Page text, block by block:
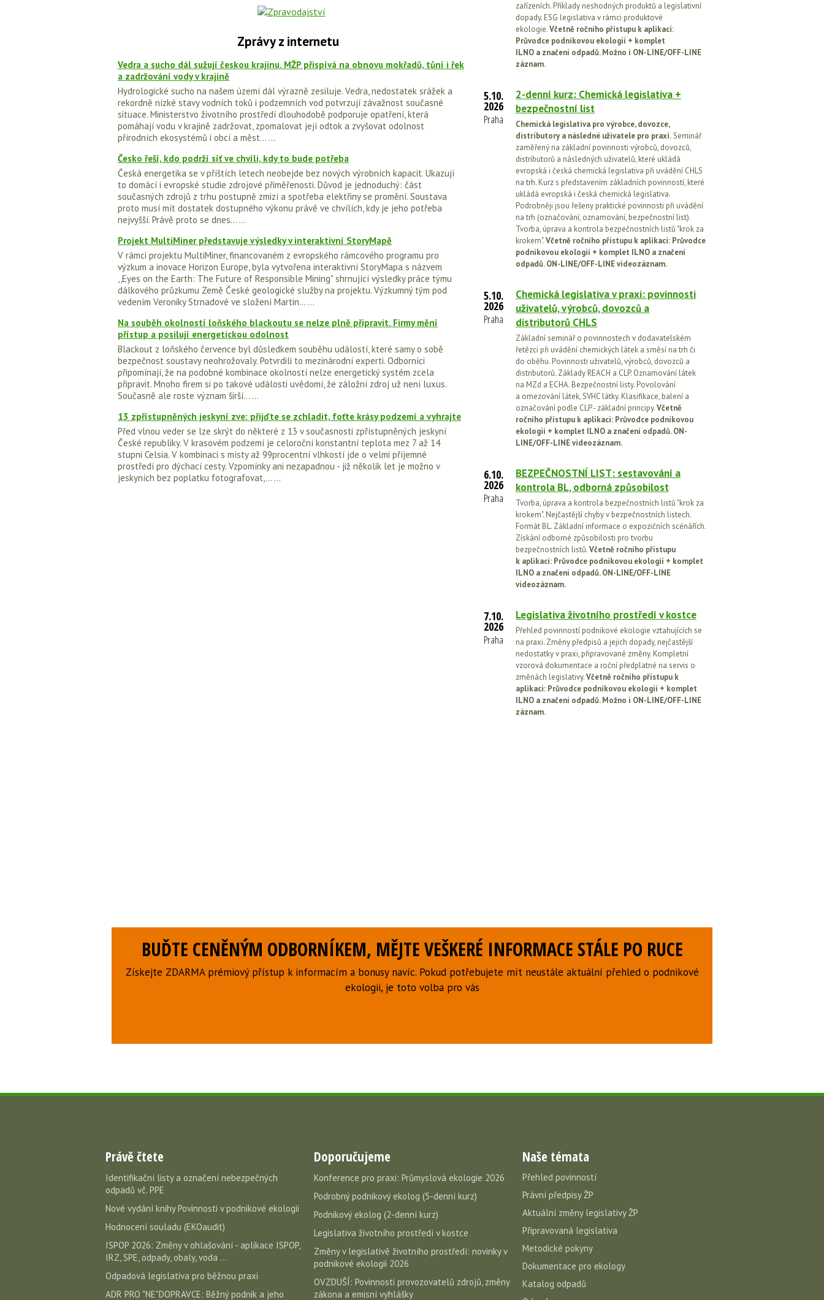
Zprávy z internetu
Vedra a sucho dál sužují českou krajinu. MŽP přispívá na obnovu mokřadů, tůní i řek
a zadržování vody v krajině
Hydrologické sucho na našem území dál výrazně zesiluje. Vedra, nedostatek srážek a
rekordně nízké stavy vodních toků i podzemních vod potvrzují závažnost současné
situace. Ministerstvo životního prostředí dlouhodobě podporuje opatření, která
pomáhají vodu v krajině zadržovat, zpomalovat její odtok a zvyšovat odolnost
přírodních ekosystémů i obcí a měst... ...
Česko řeší, kdo podrží síť ve chvíli, kdy to bude potřeba
Česká energetika se v příštích letech neobejde bez nových výrobních kapacit. Ukazují
to domácí i evropské studie zdrojové přiměřenosti. Důvod je jednoduchý: část
současných zdrojů z trhu postupně zmizí a spotřeba elektřiny se promění. Soustava
proto musí mít dostatek dostupného výkonu právě ve chvílích, kdy je jeho potřeba
nejvyšší. Právě proto se dnes... ...
Projekt MultiMiner představuje výsledky v interaktivní StoryMapě
V rámci projektu MultiMiner, financovaném z evropského rámcového programu pro
výzkum a inovace Horizon Europe, byla vytvořena interaktivní StoryMapa s názvem
,,Eyes on the Earth: The Future of Responsible Mining" shrnující výsledky práce týmu
dálkového průzkumu Země České geologické služby na projektu. Výzkumný tým pod
vedením Veroniky Strnadové ve složení Martin... ...
Na souběh okolností loňského blackoutu se nelze plně připravit. Firmy mění
přístup a posilují energetickou odolnost
Blackout z loňského července byl důsledkem souběhu událostí, které samy o sobě
bezpečnost soustavy neohrožovaly. Potvrdili to mezinárodní experti. Odborníci
připomínají, že na podobné kombinace okolností nelze energetický systém zcela
připravit. Mnoho firem si po takové události uvědomí, že záložní zdroj už není luxus.
Současně ale roste význam širší... ...
13 zpřístupněných jeskyní zve: přijďte se zchladit, foťte krásy podzemí a vyhrajte
Před vlnou veder se lze skrýt do některé z 13 v současnosti zpřístupněných jeskyní
České republiky. V krasovém podzemí je celoroční konstantní teplota mez 7 až 14
stupni Celsia. V kombinaci s místy až 99procentní vlhkostí jde o velmi příjemné
prostředí pro dýchací cesty. Vzpomínky ani nezapadnou - již několik let je možno v
jeskyních bez poplatku fotografovat,... ...
zařízeních. Příklady neshodných produktů a legislativní
dopady. ESG legislativa v rámci produktové
ekologie.Včetně ročního přístupu k aplikaci:
Průvodce podnikovou ekologií + komplet
ILNO a značení odpadů. Možno i ON-LINE/OFF-LINE
záznam.
5.10.
2026
Praha
2-denní kurz: Chemická legislativa +
bezpečnostní list
Chemická legislativa pro výrobce, dovozce,
distributory a následné uživatele pro praxi.Seminář
zaměřený na základní povinnosti výrobců, dovozců,
distributorů a následných uživatelů, které ukládá
evropská i česká chemická legislativa při uvádění CHLS
na trh. Kurz s představením základních povinností, které
ukládá evropská i česká chemická legislativa.
Podrobněji jsou řešeny praktické povinnosti při uvádění
na trh (označování, oznamování, bezpečnostní list).
Tvorba, úprava a kontrola bezpečnostních listů "krok za
krokem".Včetně ročního přístupu k aplikaci: Průvodce
podnikovou ekologií + komplet ILNO a značení
odpadů. ON-LINE/OFF-LINE videozáznam.
5.10.
2026
Praha
Chemická legislativa v praxi: povinnosti
uživatelů, výrobců, dovozců a
distributorů CHLS
Základní seminář o povinnostech v dodavatelském
řetězci při uvádění chemických látek a směsí na trh či
do oběhu. Povinnosti uživatelů, výrobců, dovozců a
distributorů. Základy REACH a CLP. Oznamování látek
na MZd a ECHA. Bezpečnostní listy. Povolování
a omezování látek, SVHC látky. Klasifikace, balení a
označování podle CLP - základní principy.Včetně
ročního přístupu k aplikaci: Průvodce podnikovou
ekologií + komplet ILNO a značení odpadů. ON-
LINE/OFF-LINE videozáznam.
6.10.
2026
Praha
BEZPEČNOSTNÍ LIST: sestavování a
kontrola BL, odborná způsobilost
Tvorba, úprava a kontrola bezpečnostních listů "krok za
krokem". Nejčastější chyby v bezpečnostních listech.
Formát BL. Základní informace o expozičních scénářích.
Získání odborné způsobilosti pro tvorbu
bezpečnostních listů.Včetně ročního přístupu
k aplikaci: Průvodce podnikovou ekologií + komplet
ILNO a značení odpadů. ON-LINE/OFF-LINE
videozáznam.
7.10.
2026
Praha
Legislativa životního prostředí v kostce
Přehled povinností podnikové ekologie vztahujících se
na praxi. Změny předpisů a jejich dopady, nejčastější
nedostatky v praxi, připravované změny. Kompletní
vzorová dokumentace a roční předplatné na servis o
změnách legislativy.Včetně ročního přístupu k
aplikaci: Průvodce podnikovou ekologií + komplet
ILNO a značení odpadů. Možno i ON-LINE/OFF-LINE
záznam.
BUĎTE CENĚNÝM ODBORNÍKEM, MĚJTE VEŠKERÉ INFORMACE STÁLE PO RUCE
Získejte ZDARMA prémiový přístup k informacím a bonusy navíc. Pokud potřebujete mít neustále aktuální přehled o podnikové
ekologii, je toto volba pro vás
Právě čtete
Identifikační listy a označení nebezpečných
odpadů vč. PPE
Nové vydání knihy Povinnosti v podnikové ekologii
Hodnocení souladu (EKOaudit)
ISPOP 2026: Změny v ohlašování - aplikace ISPOP,
IRZ, SPE, odpady, obaly, voda ...
Odpadová legislativa pro běžnou praxi
ADR PRO "NE"DOPRAVCE: Běžný podnik a jeho
Doporučujeme
Konference pro praxi: Průmyslová ekologie 2026
Podrobný podnikový ekolog (5-denní kurz)
Podnikový ekolog (2-denní kurz)
Legislativa životního prostředí v kostce
Změny v legislativě životního prostředí: novinky v
podnikové ekologii 2026
OVZDUŠÍ: Povinnosti provozovatelů zdrojů, změny
zákona a emisní vyhlášky
Naše témata
Přehled povinností
Právní předpisy ŽP
Aktuální změny legislativy ŽP
Připravovaná legislativa
Metodické pokyny
Dokumentace pro ekology
Katalog odpadů